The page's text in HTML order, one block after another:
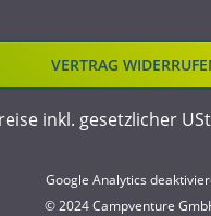
VERTRAG
inkl. gesetzlicher
Google Analytics
© 2024 Campventure